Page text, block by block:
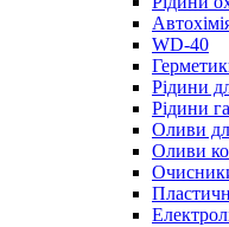
WD-40
Рідини
Рідини
Оливи
Оливи